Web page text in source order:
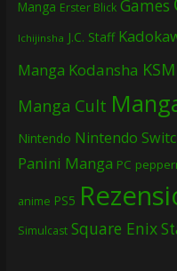
Manga Erster Blick Games
Ichijinsha J.C. Staff
Manga Kodansha KSM
Manga Cult
Nintendo Nintendo
Panini Manga PC
anime PS5
Simulcast Square Enix